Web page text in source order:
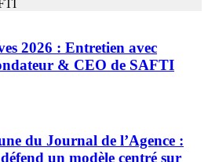
2026 : Entretien avec
& CEO de SAFTI
du Journal de l’Agence :
un modèle centré sur